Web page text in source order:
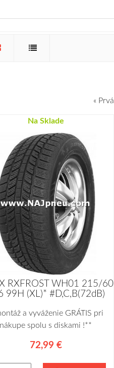
« Prvá
Na Sklade
RXFROST WH01 215/60
99H (XL)* #D,C,B(72dB)
a vyváženie GRÁTIS pri
nákupe spolu s diskami !**
72,99 €